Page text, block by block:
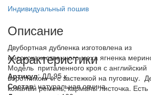
Индивидуальный пошив
Описание
Двубортная дубленка изготовлена из
высококачественного меха ягненка
Модель приталенного кроя с английский
воротником и с застежкой на пуговицу.
кожаный ремень, карманы листочка. Есть
Характеристики
Артикул: ДД-95 к
Состав: натуральная овчина